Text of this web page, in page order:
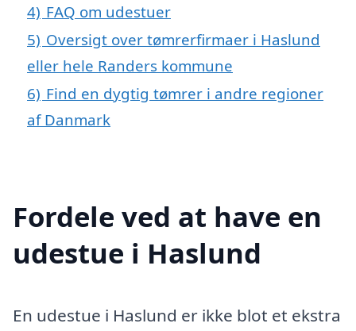
4) FAQ om udestuer
5) Oversigt over tømrerfirmaer i Haslund
eller hele Randers kommune
6) Find en dygtig tømrer i andre regioner
af Danmark
Fordele ved at have en
udestue i Haslund
En udestue i Haslund er ikke blot et ekstra